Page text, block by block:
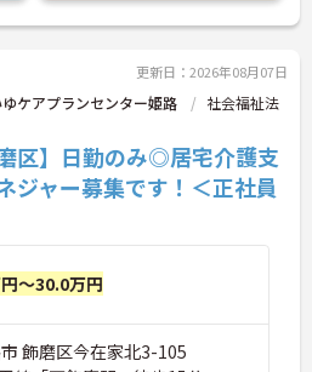
更新日：2026年08月07日
ケアプランセンター姫路
社会福祉法
区】日勤のみ◎居宅介護支
ジャー募集です！＜正社員
～30.0万円
飾磨区今在家北3-105